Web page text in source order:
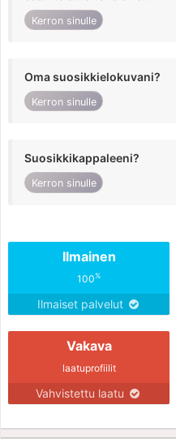
Kerron sinulle
Oma suosikkielokuvani?
Kerron sinulle
Suosikkikappaleeni?
Kerron sinulle
Ilmainen
100%
Ilmaiset palvelut
Vakava
laatuprofiilit
Vahvistettu laatu